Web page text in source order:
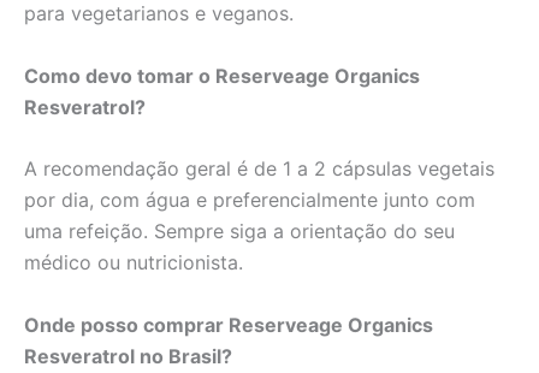
para vegetarianos e veganos.
Como devo tomar o Reserveage Organics
Resveratrol?
A recomendação geral é de 1 a 2 cápsulas vegetais
por dia, com água e preferencialmente junto com
uma refeição. Sempre siga a orientação do seu
médico ou nutricionista.
Onde posso comprar Reserveage Organics
Resveratrol no Brasil?